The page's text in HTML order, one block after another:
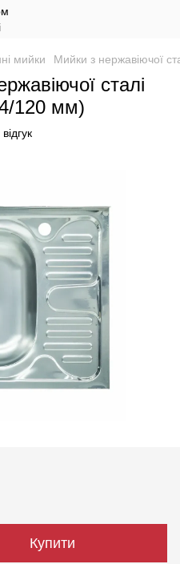
мийки Мийки з нержавіючої
сталі
120 мм)
Купити